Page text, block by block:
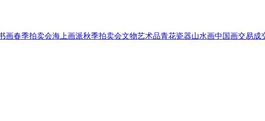
画春季拍卖会海上画派秋季拍卖会文物艺术品青花瓷器山水画中国画交易成